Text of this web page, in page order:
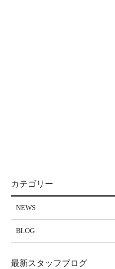
カテゴリー
NEWS
BLOG
最新スタッフブログ